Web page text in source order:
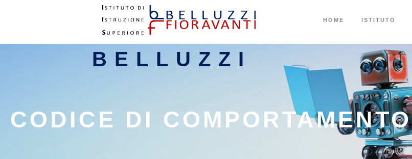
HOME ISTITUTO
BELLUZZI
CODICE DI COMPORTAMENTO